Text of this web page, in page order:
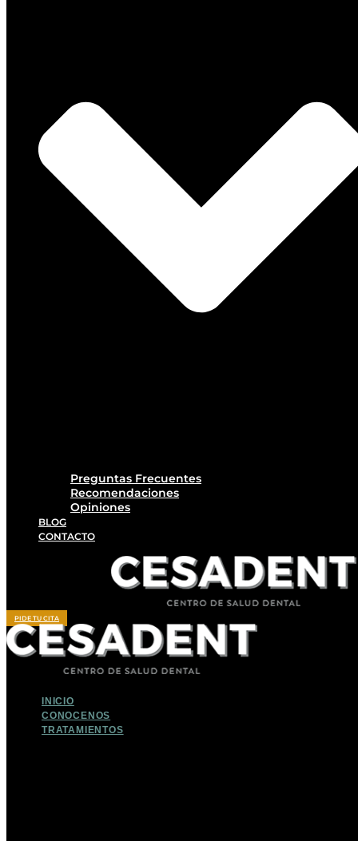
Preguntas Frecuentes
Recomendaciones
Opiniones
BLOG
CONTACTO
PIDE TU CITA
INICIO
CONOCENOS
TRATAMIENTOS